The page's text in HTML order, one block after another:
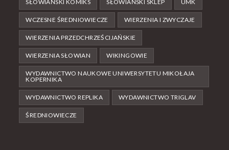
SŁOWIAŃSKI KOMIKS SŁOWIAŃSKI SKLEP UMK
WCZESNE ŚREDNIOWIECZE WIERZENIA I ZWYCZAJE
WIERZENIA PRZEDCHRZEŚCIJAŃSKIE
WIERZENIA SŁOWIAN WIKINGOWIE
WYDAWNICTWO NAUKOWE UNIWERSYTETU MIKOŁAJA
KOPERNIKA
WYDAWNICTWO REPLIKA WYDAWNICTWO TRIGLAV
ŚREDNIOWIECZE